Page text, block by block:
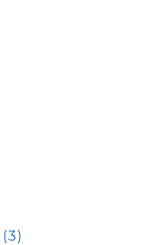
(3)